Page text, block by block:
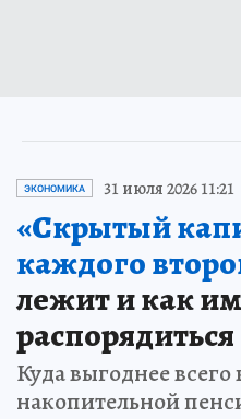
ЭКОНОМИКА 31 июля 2026 11:21
«Скрытый
каждого
лежит и как
распорядиться
Куда выгоднее
накопительной